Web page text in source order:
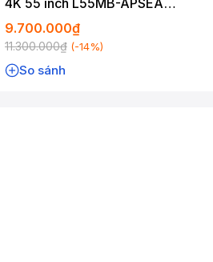
4K 55 inch L55MB-APSEA
2026
9.700.000₫
11.300.000₫ (-14%)
So sánh